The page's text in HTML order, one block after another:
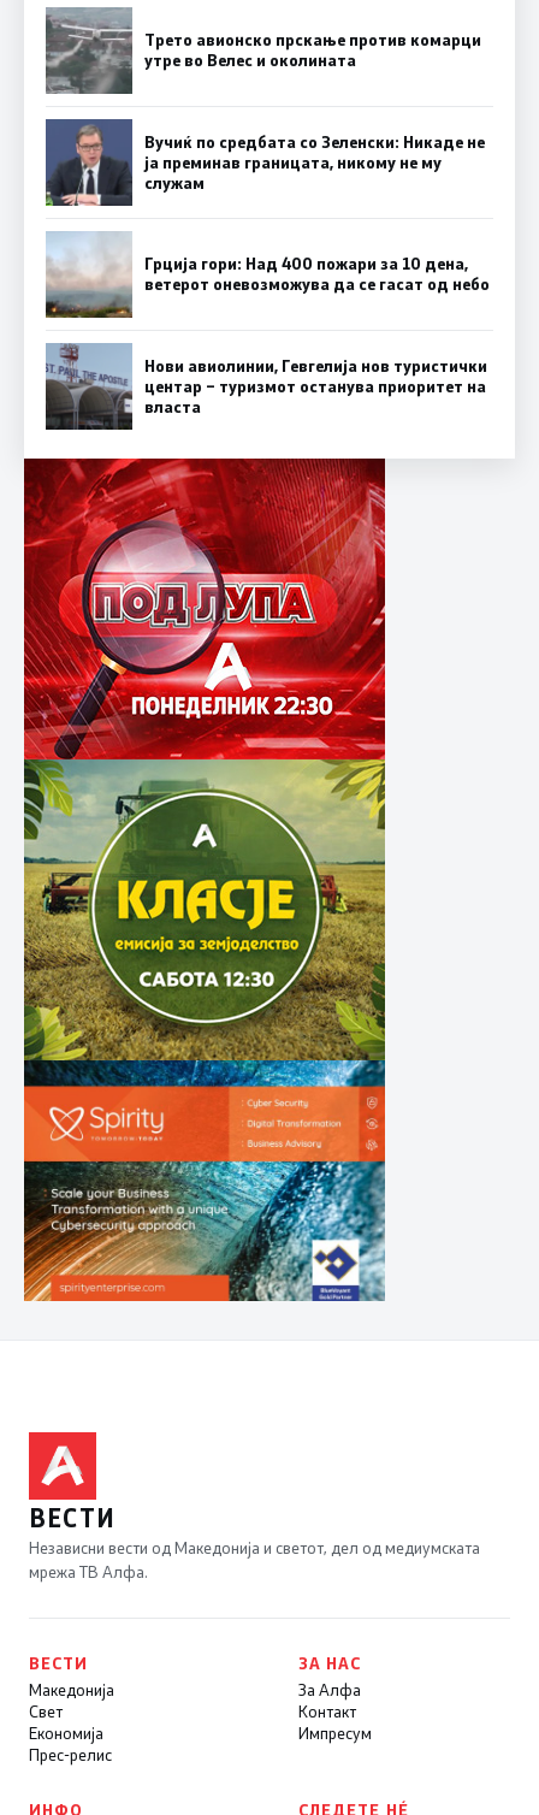
Трето авионско прскање против комарци
утре во Велес и околината
Вучиќ по средбата со Зеленски: Никаде не
ја преминав границата, никому не му
служам
Грција гори: Над 400 пожари за 10 дена,
ветерот оневозможува да се гасат од небо
Нови авиолинии, Гевгелија нов туристички
центар – туризмот останува приоритет на
власта
ВЕСТИ
Независни вести од Македонија и светот, дел од медиумската
мрежа ТВ Алфа.
ВЕСТИ
Македонија
Свет
Економија
Прес-релис
ЗА НАС
За Алфа
Контакт
Импресум
ИНФО СЛЕДЕТЕ НÉ